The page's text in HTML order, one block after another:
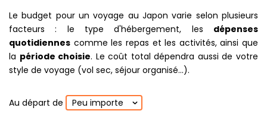
un pic en octobre ;
Sud du Japon
(Tokyo, Kyoto, Kyushu…) : les
meilleures semaines sont entre fin octobre et fin
novembre, avec un apogée en novembre.
voyageurs peuvent organiser leur itinéraire du nord au sud
en suivant la progression naturelle des couleurs d'automne,
Le budget pour un voyage au Japon varie selon plusieurs
facteurs : le type d'hébergement, les dépenses
quotidiennes comme les repas et les activités, ainsi que
la période choisie. Le coût total dépendra aussi de votre
style de voyage (vol sec, séjour organisé...).
Au départ de Peu importe